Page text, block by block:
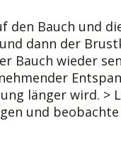
den Bauch und
dann der
Bauch wieder
länger wird. >
und